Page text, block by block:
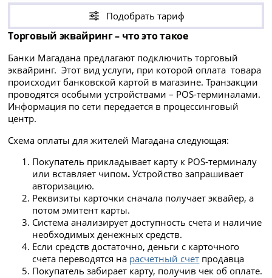
Подобрать тариф
Торговый эквайринг – что это такое
Банки Магадана предлагают подключить торговый
эквайринг. Этот вид услуги, при которой оплата товара
происходит банковской картой в магазине. Транзакции
проводятся особыми устройствами – POS-терминалами.
Информация по сети передается в процессинговый
центр.
Схема оплаты для жителей Магадана следующая:
Покупатель прикладывает карту к POS-терминалу
или вставляет чипом.Устройство запрашивает
авторизацию.
Реквизиты карточки сначала получает эквайер, а
потом эмитент карты.
Система анализирует доступность счета и наличие
необходимых денежных средств.
Если средств достаточно, деньги с карточного
счета переводятся на расчетный счет продавца
Покупатель забирает карту, получив чек об оплате.